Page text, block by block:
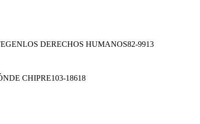
DERECHOS HUMANOS82-9913
CHIPRE103-18618